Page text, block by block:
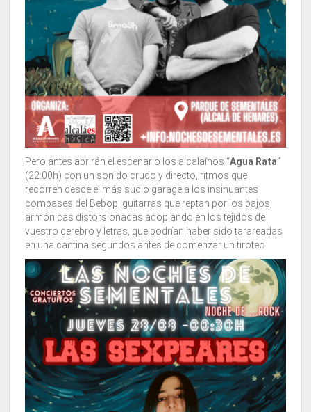
Pero antes abrirán el escenario los alcalaínos “Agua Rata”
(22:00h) con un sonido crudo y directo, ritmos que
recorren desde el más sucio garage a los insinuantes
compases del Bebop, guitarras que reptan por los bajos,
armónicas distorsionadas acoplando en los tejidos de
vuestro cerebro y letras, que podrían haber sido tarareadas
en una cantina segundos antes de comenzar un tiroteo.